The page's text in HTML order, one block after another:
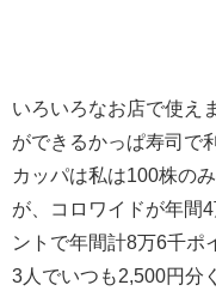
いろいろなお店で使え
ができるかっぱ寿司で
カッパは私は100株の
が、コロワイドが年間
ントで年間計8万6千ポ
3人でいつも2,500円分